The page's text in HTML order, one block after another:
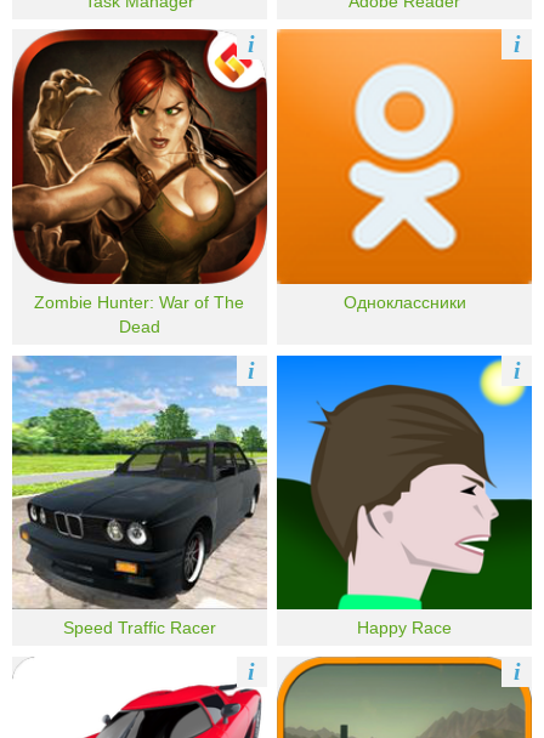
Zombie Hunter: War of The
Dead
i
Одноклассники
i
Speed Traffic Racer
i
Happy Race
i
i i